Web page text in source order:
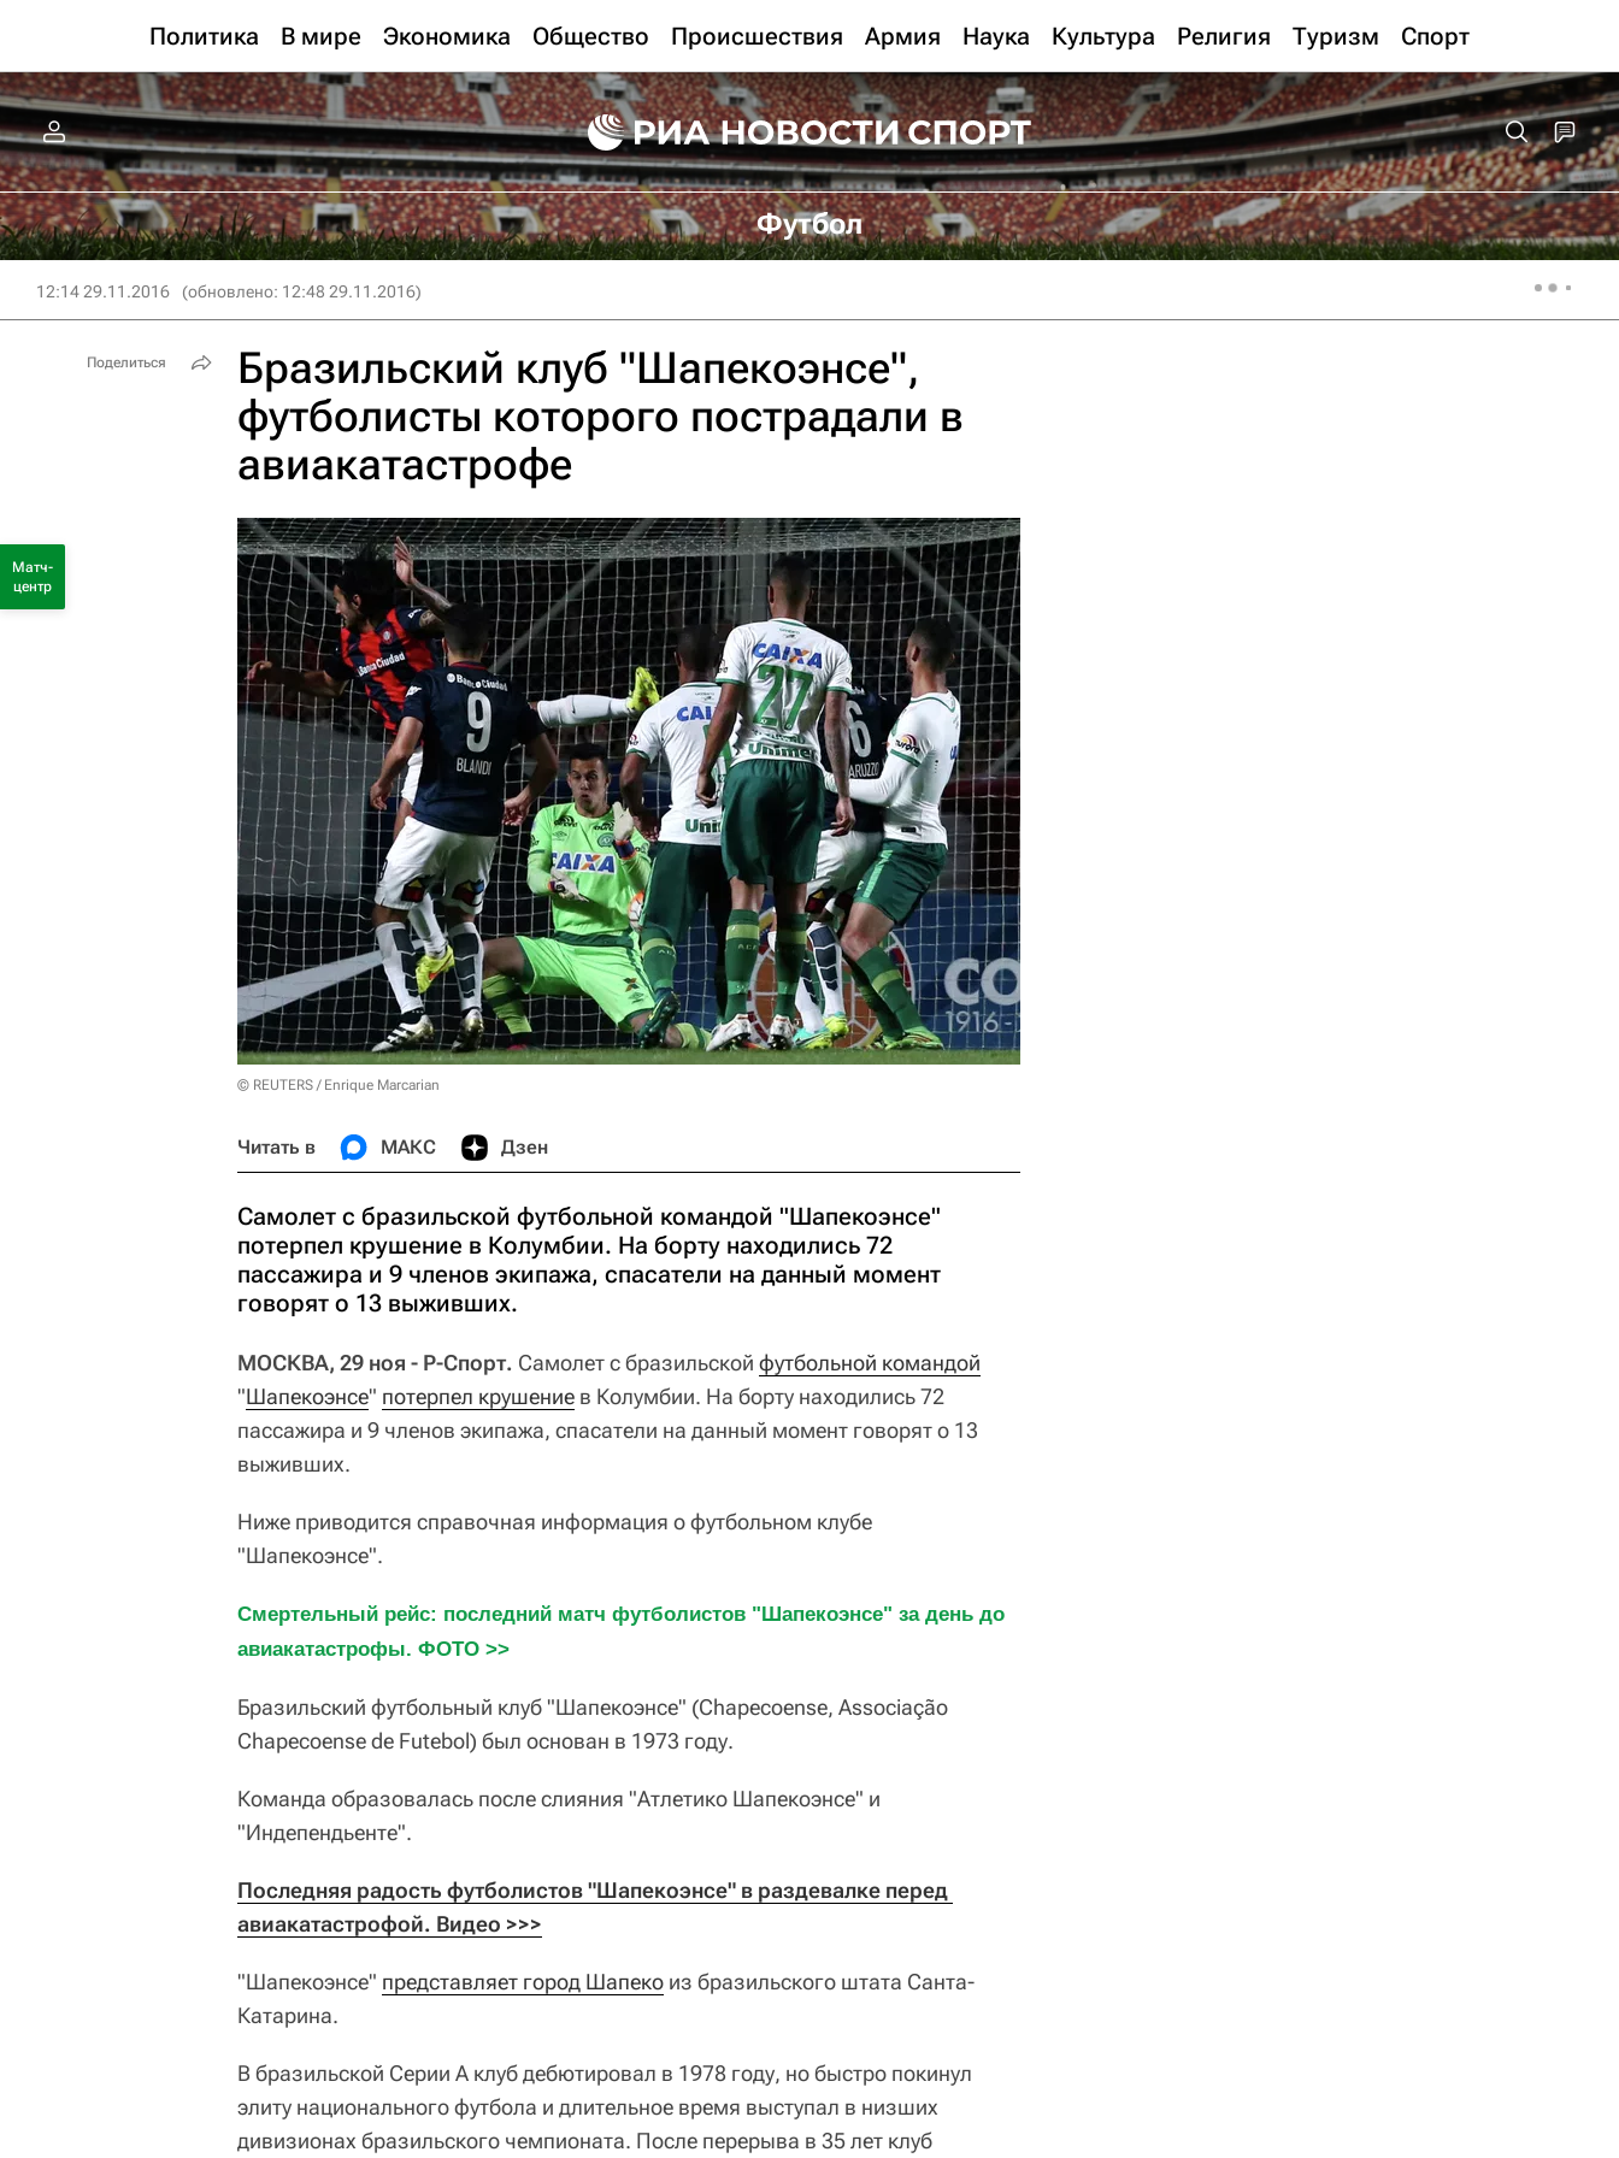
Политика В мире Экономика Общество Происшествия Армия Наука Культура Религия Туризм Спорт
Футбол
12:14 29.11.2016 (обновлено: 12:48 29.11.2016)
Бразильский клуб "Шапекоэнсе",
футболисты которого пострадали в
авиакатастрофе
© REUTERS / Enrique Marcarian
Читать в МАКС Дзен
Самолет с бразильской футбольной командой "Шапекоэнсе"
потерпел крушение в Колумбии. На борту находились 72
пассажира и 9 членов экипажа, спасатели на данный момент
говорят о 13 выживших.
МОСКВА, 29 ноя - Р-Спорт. Самолет с бразильской футбольной командой
"Шапекоэнсе" потерпел крушение в Колумбии. На борту находились 72
пассажира и 9 членов экипажа, спасатели на данный момент говорят о 13
выживших.
Ниже приводится справочная информация о футбольном клубе
"Шапекоэнсе".
Смертельный рейс: последний матч футболистов "Шапекоэнсе" за день до
авиакатастрофы. ФОТО >>
Бразильский футбольный клуб "Шапекоэнсе" (Chapecoense, Associação
Chapecoense de Futebol) был основан в 1973 году.
Команда образовалась после слияния "Атлетико Шапекоэнсе" и
"Индепендьенте".
Последняя радость футболистов "Шапекоэнсе" в раздевалке перед
авиакатастрофой. Видео >>>
"Шапекоэнсе" представляет город Шапеко из бразильского штата Санта-
Катарина.
В бразильской Серии А клуб дебютировал в 1978 году, но быстро покинул
элиту национального футбола и длительное время выступал в низших
дивизионах бразильского чемпионата. После перерыва в 35 лет клуб
Поделиться
Матч-
центр